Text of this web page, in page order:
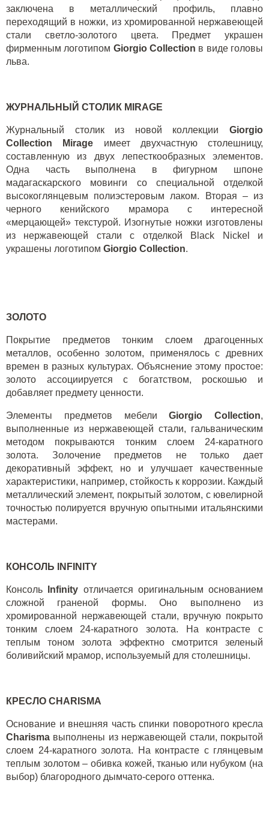
заключена в металлический профиль, плавно
переходящий в ножки, из хромированной нержавеющей
стали светло-золотого цвета. Предмет украшен
фирменным логотипом Giorgio Collection в виде головы
льва.
ЖУРНАЛЬНЫЙ СТОЛИК MIRAGE
Журнальный столик из новой коллекции Giorgio
Collection
Mirage имеет двухчастную столешницу,
составленную из двух лепесткообразных элементов.
Одна часть выполнена в фигурном шпоне
мадагаскарского мовинги со специальной отделкой
высокоглянцевым полиэстеровым лаком. Вторая – из
черного кенийского мрамора с интересной
«мерцающей» текстурой. Изогнутые ножки изготовлены
из нержавеющей стали с отделкой
Black Nickel
и
украшены логотипом Giorgio Collection.
ЗОЛОТО
Покрытие предметов тонким слоем драгоценных
металлов, особенно золотом, применялось с древних
времен в разных культурах. Объяснение этому простое:
золото ассоциируется с богатством, роскошью и
добавляет предмету ценности.
Элементы предметов мебелиGiorgio Collection,
выполненные из нержавеющей стали, гальваническим
методом покрываются тонким слоем 24-каратного
золота. Золочение предметов не только дает
декоративный эффект, но и улучшает качественные
характеристики, например, стойкость к коррозии. Каждый
металлический элемент, покрытый золотом, с ювелирной
точностью полируется вручную опытными итальянскими
мастерами.
КОНСОЛЬ INFINITY
Консоль Infinity отличается оригинальным основанием
сложной граненой формы. Оно выполнено из
хромированной нержавеющей стали, вручную покрыто
тонким слоем 24-каратного золота. На контрасте с
теплым тоном золота эффектно смотрится зеленый
боливийский мрамор, используемый для столешницы.
КРЕСЛО CHARISMA
Основание и внешняя часть спинки поворотного кресла
Charisma выполнены из нержавеющей стали, покрытой
слоем 24-каратного золота. На контрасте с глянцевым
теплым золотом – обивка кожей, тканью или нубуком (на
выбор) благородного дымчато-серого оттенка.